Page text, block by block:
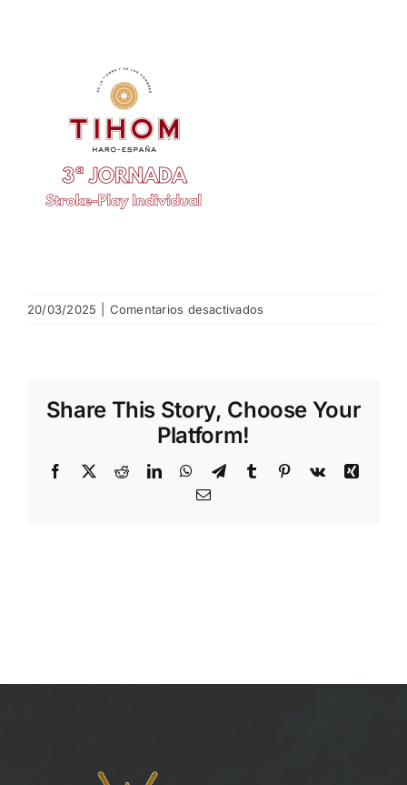
HAZTE SOCIO
20/03/2025 Comentarios desactivados
Share This Story, Choose Your
Platform!
Facebook
X RedditLinkedInWhatsApp
TelegramTumblr Pinterest
Vk
Xing
Email